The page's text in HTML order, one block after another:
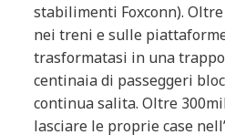
stabilimenti Foxconn).
nei treni e sulle
trasformatasi in una
centinaia di passeggeri
continua salita. Oltre
lasciare le proprie case